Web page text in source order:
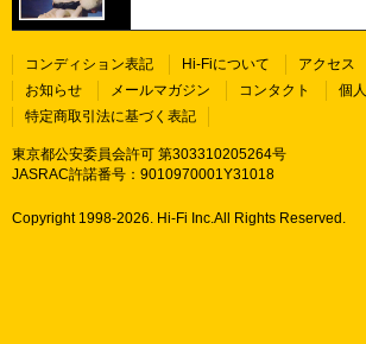
コンディション表記 Hi-Fiについて アクセス
お知らせ
メールマガジン コンタクト
個
特定商取引法に基づく表記
東京都公安委員会許可 第303310205264号
JASRAC許諾番号：9010970001Y31018
Copyright 1998-2026. Hi-Fi Inc.All Rights Reserved.